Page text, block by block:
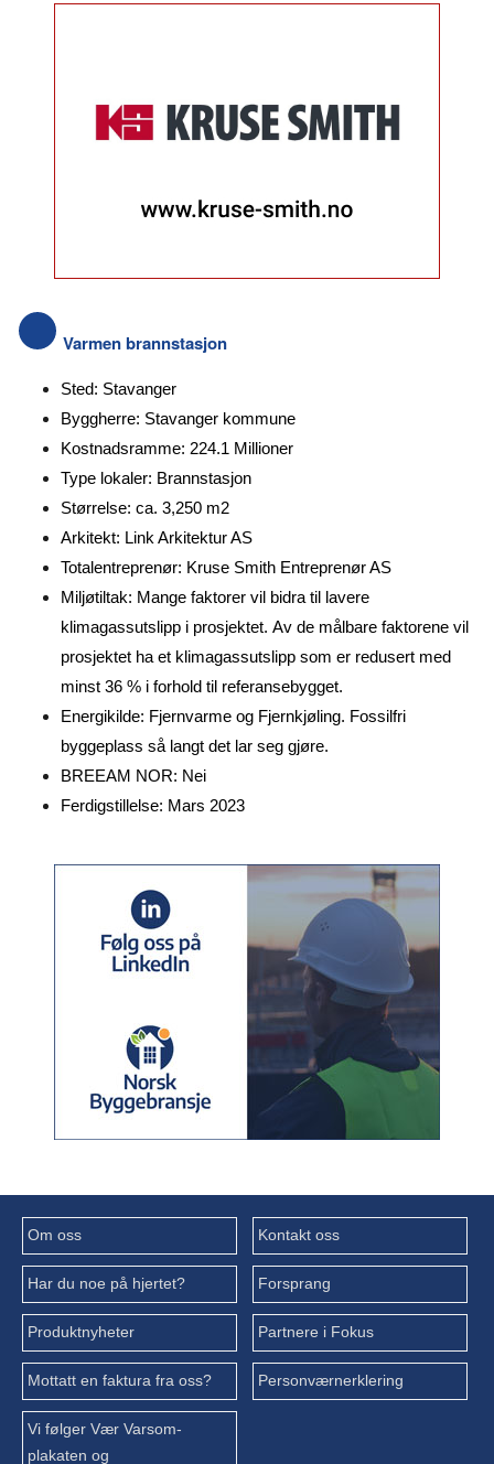
Varmen brannstasjon
Sted: Stavanger
Byggherre: Stavanger kommune
Kostnadsramme: 224.1 Millioner
Type lokaler: Brannstasjon
Størrelse: ca. 3,250 m2
Arkitekt: Link Arkitektur AS
Totalentreprenør: Kruse Smith Entreprenør AS
Miljøtiltak: Mange faktorer vil bidra til lavere
klimagassutslipp i prosjektet. Av de målbare faktorene vil
prosjektet ha et klimagassutslipp som er redusert med
minst 36 % i forhold til referansebygget.
Energikilde: Fjernvarme og Fjernkjøling. Fossilfri
byggeplass så langt det lar seg gjøre.
BREEAM NOR: Nei
Ferdigstillelse: Mars 2023
Om oss Kontakt oss
Har du noe på hjertet? Forsprang
Produktnyheter Partnere i Fokus
Mottatt en faktura fra oss? Personværnerklering
Vi følger Vær Varsom-
plakaten og